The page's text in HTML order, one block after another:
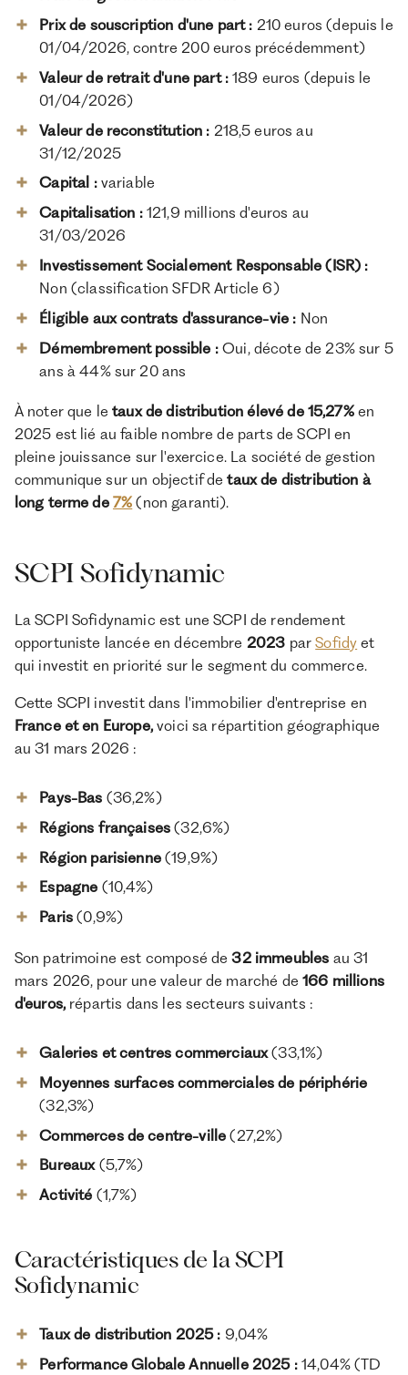
Prix de souscription d'une part : 210 euros (depuis le
01/04/2026, contre 200 euros précédemment)
Valeur de retrait d'une part :189 euros (depuis le
01/04/2026)
Valeur de reconstitution : 218,5 euros au
31/12/2025
Capital : variable
Capitalisation : 121,9 millions d'euros au
31/03/2026
Investissement Socialement Responsable (ISR) :
Non (classification SFDR Article 6)
Éligible aux contrats d'assurance-vie : Non
Démembrement possible :Oui, décote de 23% sur 5
ans à 44% sur 20 ans
À noter que letaux de distribution élevé de 15,27%en
2025 est lié au faible nombre de parts de SCPI en
pleine jouissance sur l'exercice. La société de gestion
communique sur un objectif detaux de distribution à
long terme de 7% (non garanti).
SCPI Sofidynamic
La SCPI Sofidynamic est une SCPI de rendement
opportuniste lancée en décembre 2023 parSofidy et
qui investit en priorité sur le segment du commerce.
Cette SCPI investit dans l'immobilier d'entreprise en
France et en Europe,voici sa répartition géographique
au 31 mars 2026 :
Pays-Bas (36,2%)
Régions françaises (32,6%)
Région parisienne(19,9%)
Espagne (10,4%)
Paris(0,9%)
Son patrimoine est composé de 32 immeubles au 31
mars 2026, pour une valeur de marché de166 millions
d'euros, répartis dans les secteurs suivants :
Galeries et centres commerciaux(33,1%)
Moyennes surfaces commerciales de périphérie
(32,3%)
Commerces de centre-ville (27,2%)
Bureaux (5,7%)
Activité (1,7%)
Caractéristiques de la SCPI
Sofidynamic
Taux de distribution 2025 : 9,04%
Performance Globale Annuelle 2025 : 14,04% (TD